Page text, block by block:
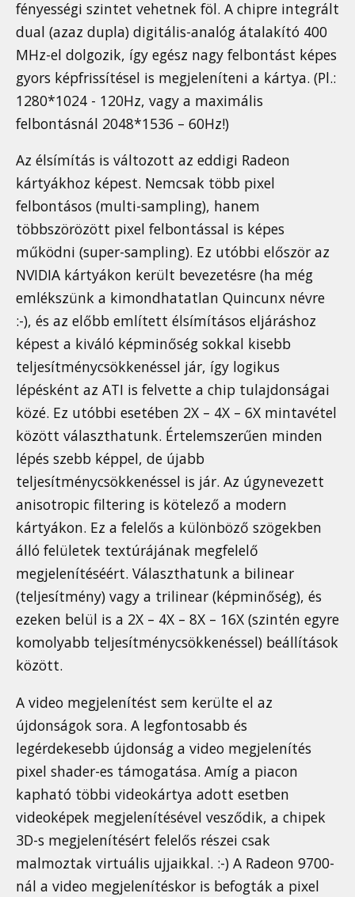
fényességi szintet vehetnek föl. A chipre integrált
dual (azaz dupla) digitális-analóg átalakító 400
MHz-el dolgozik, így egész nagy felbontást képes
gyors képfrissítésel is megjeleníteni a kártya. (Pl.:
1280*1024 - 120Hz, vagy a maximális
felbontásnál 2048*1536 – 60Hz!)
Az élsímítás is változott az eddigi Radeon
kártyákhoz képest. Nemcsak több pixel
felbontásos (multi-sampling), hanem
többszörözött pixel felbontással is képes
működni (super-sampling). Ez utóbbi először az
NVIDIA kártyákon került bevezetésre (ha még
emlékszünk a kimondhatatlan Quincunx névre
:-), és az előbb említett élsímításos eljáráshoz
képest a kiváló képminőség sokkal kisebb
teljesítménycsökkenéssel jár, így logikus
lépésként az ATI is felvette a chip tulajdonságai
közé. Ez utóbbi esetében 2X – 4X – 6X mintavétel
között választhatunk. Értelemszerűen minden
lépés szebb képpel, de újabb
teljesítménycsökkenéssel is jár. Az úgynevezett
anisotropic filtering is kötelező a modern
kártyákon. Ez a felelős a különböző szögekben
álló felületek textúrájának megfelelő
megjelenítéséért. Választhatunk a bilinear
(teljesítmény) vagy a trilinear (képminőség), és
ezeken belül is a 2X – 4X – 8X – 16X (szintén egyre
komolyabb teljesítménycsökkenéssel) beállítások
között.
A video megjelenítést sem kerülte el az
újdonságok sora. A legfontosabb és
legérdekesebb újdonság a video megjelenítés
pixel shader-es támogatása. Amíg a piacon
kapható többi videokártya adott esetben
videoképek megjelenítésével vesződik, a chipek
3D-s megjelenítésért felelős részei csak
malmoztak virtuális ujjaikkal. :-) A Radeon 9700-
nál a video megjelenítéskor is befogták a pixel